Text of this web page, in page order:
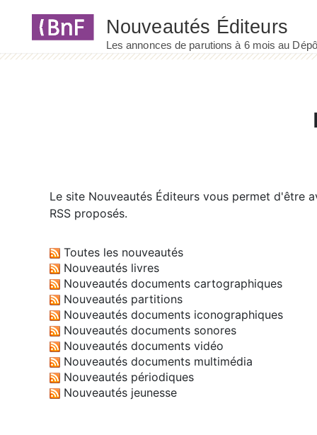
Le site Nouveautés Éditeurs vous permet d'être
RSS proposés.
Toutes les nouveautés
Nouveautés livres
Nouveautés documents cartographiques
Nouveautés partitions
Nouveautés documents iconographiques
Nouveautés documents sonores
Nouveautés documents vidéo
Nouveautés documents multimédia
Nouveautés périodiques
Nouveautés jeunesse